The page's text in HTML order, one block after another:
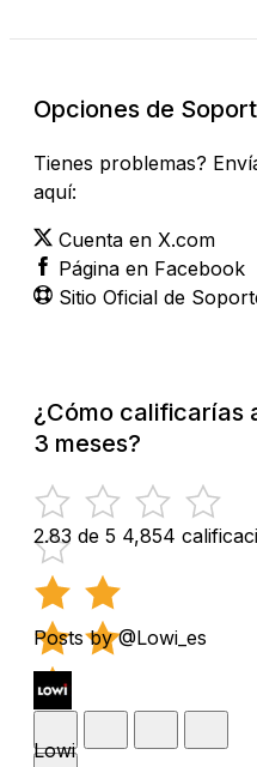
Opciones de
Tienes problemas?
aquí:
Cuenta en X.com
Página en Facebook
Sitio Oficial de
¿Cómo calificarías
3 meses?
2.83 de 5 4,854
Posts by @Lowi_es
Lowi